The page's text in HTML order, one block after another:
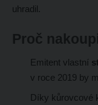
uhradil.
Proč
Emitent vlastní
v roce 2019 by
Díky kůrovcové